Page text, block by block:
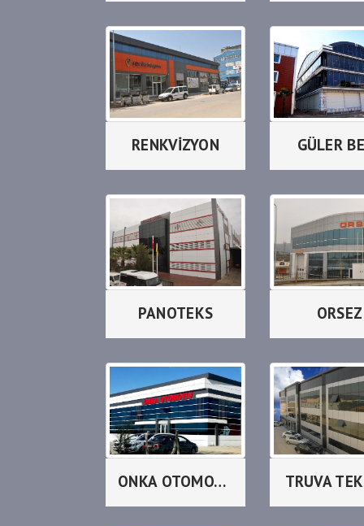
RENKVİZYON GÜLER
PANOTEKS ORSEZ
ONKA OTOMOTİV TRUVA